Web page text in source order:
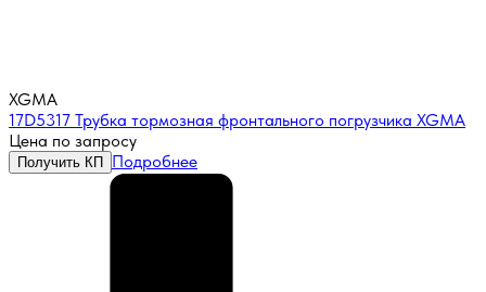
XGMA
17D5317 Трубка тормозная фронтального погрузчика XGMA
Цена по запросу
Получить КП Подробнее